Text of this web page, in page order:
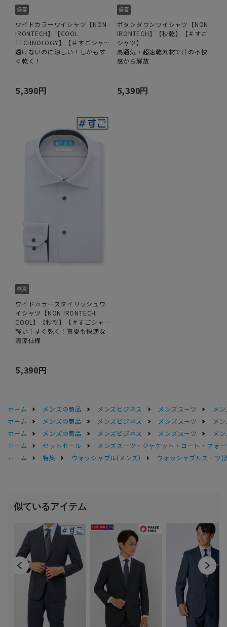
ワイドカラーワイシャツ【NON
IRONTECH】【COOL
TECHNOLOGY】【＃すごシャ
ツ】
透けないのに涼しい！しかもす
ぐ乾く！
5,390円
ボタンダウンワイシャツ【NON
IRONTECH】【秒乾】【＃すご
シャツ】
高通気・超速乾素材で汗の不快
感から解放
5,390円
ワイドカラースタイリッシュワ
イシャツ【NON IRONTECH
COOL】【秒乾】【＃すごシャ
ツ】
軽い！すぐ乾く！真夏も快適な
清涼仕様
5,390円
ホーム メンズの商品 メンズビジネス メンズスーツ
メ
ホーム
メンズの商品 メンズビジネス メンズスーツ
メ
ホーム
メンズの商品 メンズビジネス メンズスーツ
メ
ホーム
セットセール
メンズスーツ・ジャケット・コート・フォ
ホーム
特集 ウォッシャブル(メンズ) ウォッシャブルスーツ(